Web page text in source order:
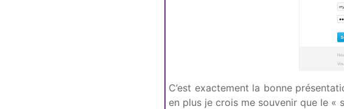
C’est exactement la bonne
en plus je crois me souvenir que le «